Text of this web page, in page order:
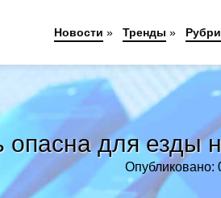
опасна для езды
Опубликовано:
Новости » Тренды »